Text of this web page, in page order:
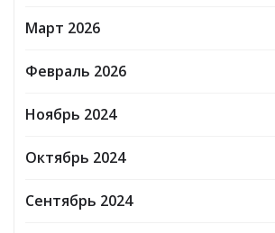
Март 2026
Февраль 2026
Ноябрь 2024
Октябрь 2024
Сентябрь 2024